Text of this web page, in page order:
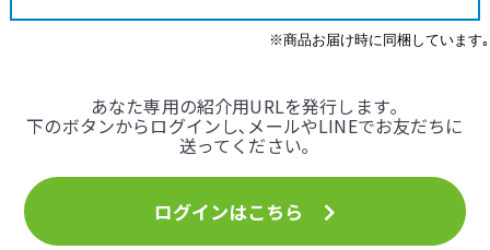
※商品お届け時に同梱しています｡
あなた専用の紹介用URLを発行します｡
下のボタンからログインし､メールやLINEでお友だちに
送ってください｡
ログインはこちら